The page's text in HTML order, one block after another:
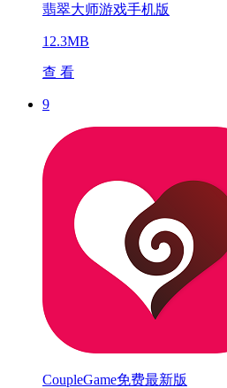
翡翠大师游戏手机版
12.3MB
查 看
9
CoupleGame免费最新版